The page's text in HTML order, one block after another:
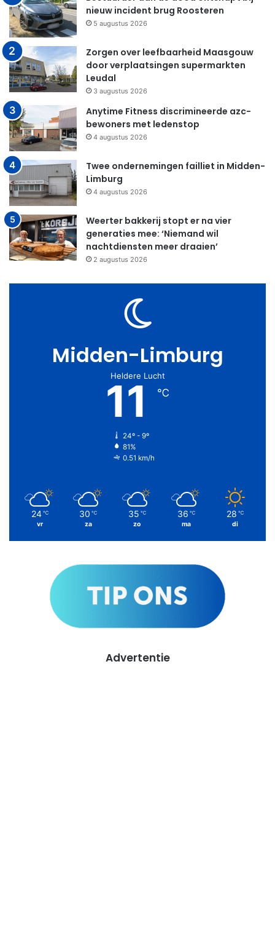
nieuw incident brug Roosteren
5 augustus 2026
Zorgen over leefbaarheid Maasgouw
door verplaatsingen supermarkten
Leudal
3 augustus 2026
Anytime Fitness discrimineerde azc-
bewoners met ledenstop
4 augustus 2026
Twee ondernemingen failliet in Midden-
Limburg
4 augustus 2026
Weerter bakkerij stopt er na vier
generaties mee: ‘Niemand wil
nachtdiensten meer draaien’
2 augustus 2026
Midden-Limburg
Heldere Lucht
11 ℃
24º - 9º
81%
0.51 km/h
24 ℃
vr
30 ℃
za
35 ℃
zo
36 ℃
ma
28 ℃
di
Advertentie